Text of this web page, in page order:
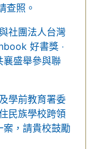
查照。
社團法人台灣
好書獎 ‧
襄盛舉參與聯
學前教育署委
民族學校跨領
，請貴校鼓勵